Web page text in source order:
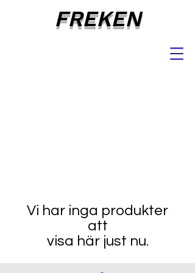
FREKEN
Vi har inga produkter
att
visa här just nu.